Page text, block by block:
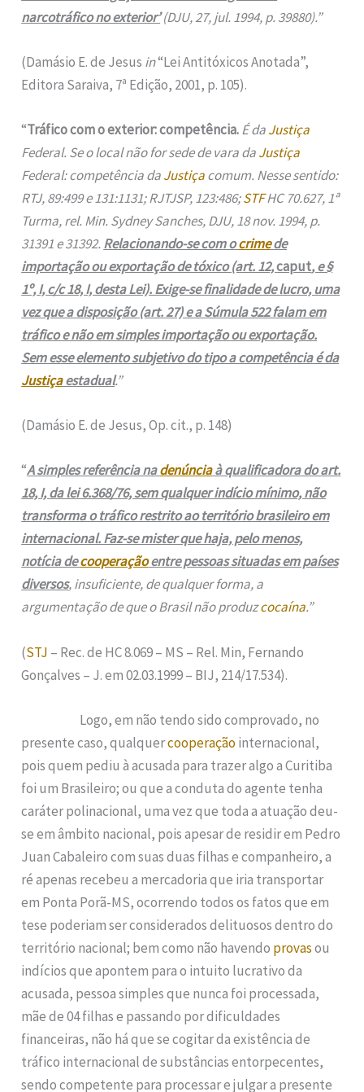
narcotráfico no exterior’(DJU, 27, jul. 1994, p. 39880).”
(Damásio E. de Jesus in“Lei Antitóxicos Anotada”,
Editora Saraiva, 7ª Edição, 2001, p. 105).
“Tráfico com o exterior: competência.É daJustiça
Federal. Se o local não for sede de vara daJustiça
Federal: competência daJustiçacomum. Nesse sentido:
RTJ, 89:499 e 131:1131; RJTJSP, 123:486;STFHC 70.627, 1ª
Turma, rel. Min. Sydney Sanches, DJU, 18 nov. 1994, p.
31391 e 31392.Relacionando-se com ocrimede
importação ou exportação de tóxico (art. 12,caput, e §
1º, I, c/c 18, I, desta Lei). Exige-se finalidade de lucro, uma
vez que a disposição (art. 27) e a Súmula 522 falam em
tráfico e não em simples importação ou exportação.
Sem esse elemento subjetivo do tipo a competência é da
Justiçaestadual.”
(Damásio E. de Jesus, Op. cit., p. 148)
“A simples referência nadenúnciaà qualificadora do art.
18, I, da lei 6.368/76, sem qualquer indício mínimo, não
transforma o tráfico restrito ao território brasileiro em
internacional. Faz-se mister que haja, pelo menos,
notícia decooperaçãoentre pessoas situadas em países
diversos, insuficiente, de qualquer forma, a
argumentação de que o Brasil não produzcocaína.”
(STJ – Rec. de HC 8.069 – MS – Rel. Min, Fernando
Gonçalves – J. em 02.03.1999 – BIJ, 214/17.534).
Logo, em não tendo sido comprovado, no
presente caso, qualquercooperaçãointernacional,
pois quem pediu à acusada para trazer algo a Curitiba
foi um Brasileiro; ou que a conduta do agente tenha
caráter polinacional, uma vez que toda a atuação deu-
se em âmbito nacional, pois apesar de residir em Pedro
Juan Cabaleiro com suas duas filhas e companheiro, a
ré apenas recebeu a mercadoria que iria transportar
em Ponta Porã-MS, ocorrendo todos os fatos que em
tese poderiam ser considerados delituosos dentro do
território nacional; bem como não havendo provasou
indícios que apontem para o intuito lucrativo da
acusada, pessoa simples que nunca foi processada,
mãe de 04 filhas e passando por dificuldades
financeiras, não há que se cogitar da existência de
tráfico internacional de substâncias entorpecentes,
sendo competente para processar e julgar a presente